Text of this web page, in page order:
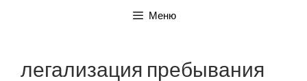
Меню
легализация пребывания